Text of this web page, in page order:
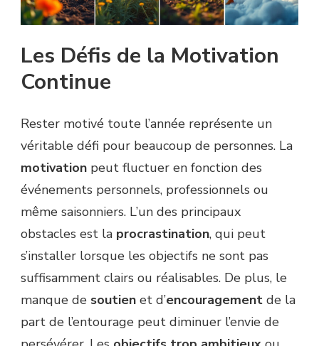
Les Défis de la Motivation
Continue
Rester motivé toute l’année représente un
véritable défi pour beaucoup de personnes. La
motivation peut fluctuer en fonction des
événements personnels, professionnels ou
même saisonniers. L’un des principaux
obstacles est la procrastination, qui peut
s’installer lorsque les objectifs ne sont pas
suffisamment clairs ou réalisables. De plus, le
manque de soutien et d’encouragement de la
part de l’entourage peut diminuer l’envie de